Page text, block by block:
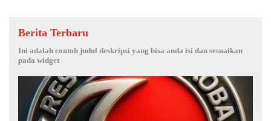
Berita Terbaru
Ini adalah contoh judul deskripsi yang bisa anda isi dan sesuaikan
pada widget